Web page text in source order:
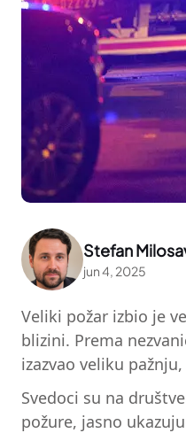
Stefan
jun 4, 2025
Veliki požar izbio je
blizini. Prema
izazvao veliku
Svedoci su na
požure, jasno